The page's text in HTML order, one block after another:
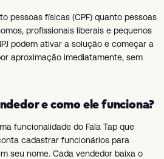
pessoas físicas (CPF) quanto pessoas
profissionais liberais e pequenos
podem ativar a solução e começar a
aproximação imediatamente, sem
e como ele funciona?
funcionalidade do Fala Tap que
cadastrar funcionários para
seu nome. Cada vendedor baixa o